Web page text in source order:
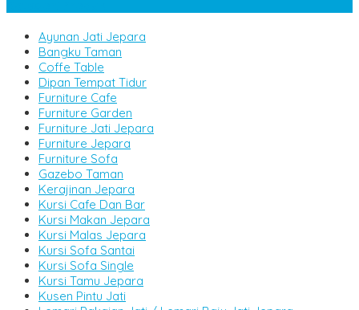
Ayunan Jati Jepara
Bangku Taman
Coffe Table
Dipan Tempat Tidur
Furniture Cafe
Furniture Garden
Furniture Jati Jepara
Furniture Jepara
Furniture Sofa
Gazebo Taman
Kerajinan Jepara
Kursi Cafe Dan Bar
Kursi Makan Jepara
Kursi Malas Jepara
Kursi Sofa Santai
Kursi Sofa Single
Kursi Tamu Jepara
Kusen Pintu Jati